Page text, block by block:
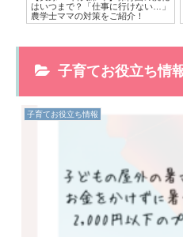
はいつまで？「仕事に行けない…」
農学士ママの対策をご紹介！
子育てお役立ち情
子育てお役立ち情報